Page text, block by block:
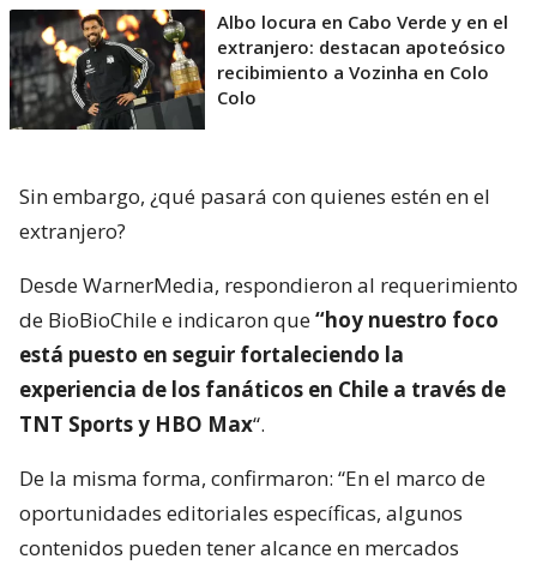
Albo locura en Cabo Verde y en el
extranjero: destacan apoteósico
recibimiento a Vozinha en Colo
Colo
Sin embargo, ¿qué pasará con quienes estén en el
extranjero?
Desde WarnerMedia, respondieron al requerimiento
de BioBioChile e indicaron que“hoy nuestro foco
está puesto en seguir fortaleciendo la
experiencia de los fanáticos en Chile a través de
TNT Sports y HBO Max“.
De la misma forma, confirmaron: “En el marco de
oportunidades editoriales específicas, algunos
contenidos pueden tener alcance en mercados